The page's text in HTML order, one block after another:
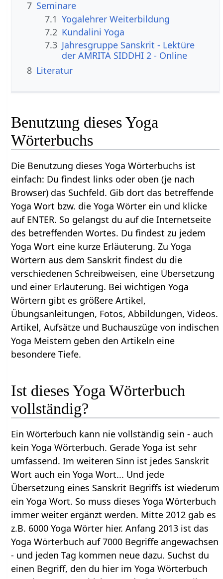
7 Seminare
7.1 Yogalehrer Weiterbildung
7.2 Kundalini Yoga
7.3 Jahresgruppe Sanskrit - Lektüre
der AMRITA SIDDHI 2 - Online
8 Literatur
Benutzung dieses Yoga
Wörterbuchs
Die Benutzung dieses Yoga Wörterbuchs ist
einfach: Du findest links oder oben (je nach
Browser) das Suchfeld. Gib dort das betreffende
Yoga Wort bzw. die Yoga Wörter ein und klicke
auf ENTER. So gelangst du auf die Internetseite
des betreffenden Wortes. Du findest zu jedem
Yoga Wort eine kurze Erläuterung. Zu Yoga
Wörtern aus dem Sanskrit findest du die
verschiedenen Schreibweisen, eine Übersetzung
und einer Erläuterung. Bei wichtigen Yoga
Wörtern gibt es größere Artikel,
Übungsanleitungen, Fotos, Abbildungen, Videos.
Artikel, Aufsätze und Buchauszüge von indischen
Yoga Meistern geben den Artikeln eine
besondere Tiefe.
Ist dieses Yoga Wörterbuch
vollständig?
Ein Wörterbuch kann nie vollständig sein - auch
kein Yoga Wörterbuch. Gerade Yoga ist sehr
umfassend. Im weiteren Sinn ist jedes Sanskrit
Wort auch ein Yoga Wort... Und jede
Übersetzung eines Sanskrit Begriffs ist wiederum
ein Yoga Wort. So muss dieses Yoga Wörterbuch
immer weiter ergänzt werden. Mitte 2012 gab es
z.B. 6000 Yoga Wörter hier. Anfang 2013 ist das
Yoga Wörterbuch auf 7000 Begriffe angewachsen
- und jeden Tag kommen neue dazu. Suchst du
einen Begriff, den du hier im Yoga Wörterbuch